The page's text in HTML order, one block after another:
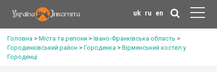
uk ru en
Головна > Міста та регіони > Івано-Франківська область >
Городенківський район > Городенка > Вірменський костел у
Городенці